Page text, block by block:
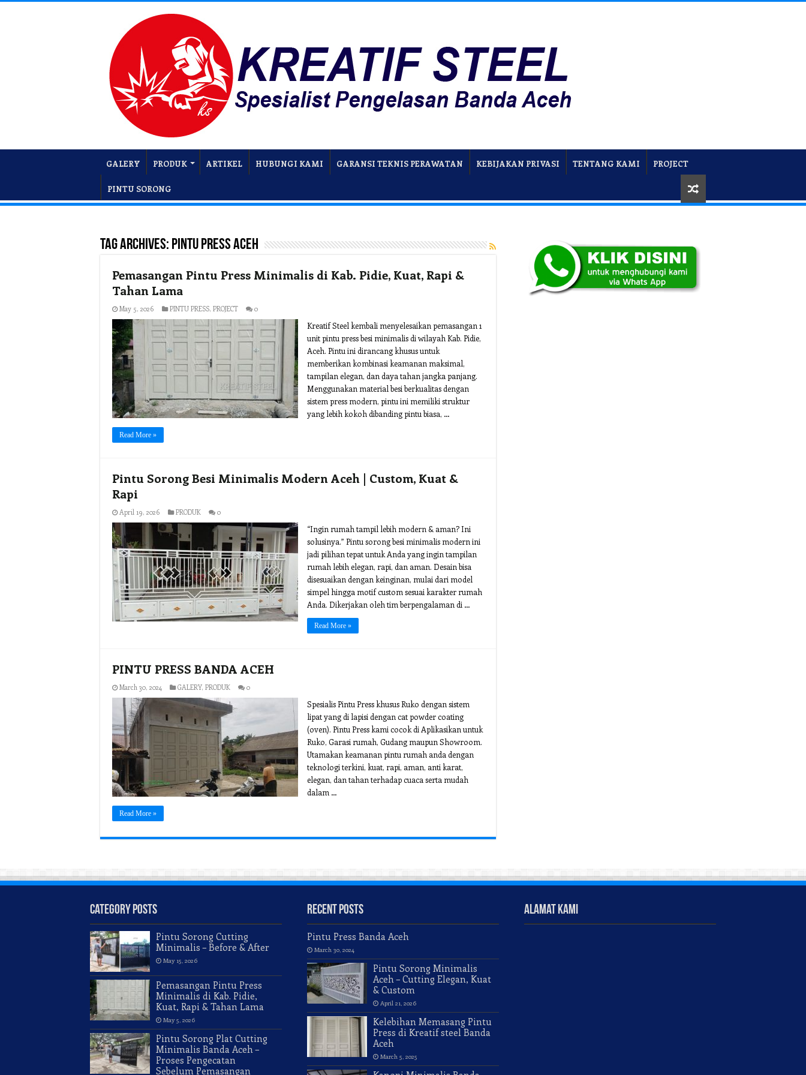
GALERY PRODUK ARTIKEL HUBUNGI KAMI GARANSI TEKNIS PERAWATAN KEBIJAKAN PRIVASI TENTANG KAMI PROJECT
PINTU SORONG
Tag Archives: Pintu Press Aceh
Pemasangan Pintu Press Minimalis di Kab. Pidie, Kuat, Rapi &
Tahan Lama
May 5, 2026 PINTU PRESS, PROJECT 0
Kreatif Steel kembali menyelesaikan pemasangan 1
unit pintu press besi minimalis di wilayah Kab. Pidie,
Aceh. Pintu ini dirancang khusus untuk
memberikan kombinasi keamanan maksimal,
tampilan elegan, dan daya tahan jangka panjang.
Menggunakan material besi berkualitas dengan
sistem press modern, pintu ini memiliki struktur
yang lebih kokoh dibanding pintu biasa, …
Read More »
Pintu Sorong Besi Minimalis Modern Aceh | Custom, Kuat &
Rapi
April 19, 2026 PRODUK 0
“Ingin rumah tampil lebih modern & aman? Ini
solusinya.” Pintu sorong besi minimalis modern ini
jadi pilihan tepat untuk Anda yang ingin tampilan
rumah lebih elegan, rapi, dan aman. Desain bisa
disesuaikan dengan keinginan, mulai dari model
simpel hingga motif custom sesuai karakter rumah
Anda. Dikerjakan oleh tim berpengalaman di …
Read More »
PINTU PRESS BANDA ACEH
March 30, 2024 GALERY, PRODUK 0
Spesialis Pintu Press khusus Ruko dengan sistem
lipat yang di lapisi dengan cat powder coating
(oven). Pintu Press kami cocok di Aplikasikan untuk
Ruko, Garasi rumah, Gudang maupun Showroom.
Utamakan keamanan pintu rumah anda dengan
teknologi terkini, kuat, rapi, aman, anti karat,
elegan, dan tahan terhadap cuaca serta mudah
dalam …
Read More »
Category Posts
Pintu Sorong Cutting
Minimalis – Before & After
May 15, 2026
Pemasangan Pintu Press
Minimalis di Kab. Pidie,
Kuat, Rapi & Tahan Lama
May 5, 2026
Pintu Sorong Plat Cutting
Minimalis Banda Aceh –
Proses Pengecatan
Sebelum Pemasangan
Recent Posts
Pintu Press Banda Aceh
March 30, 2024
Pintu Sorong Minimalis
Aceh – Cutting Elegan, Kuat
& Custom
April 21, 2026
Kelebihan Memasang Pintu
Press di Kreatif steel Banda
Aceh
March 5, 2025
Alamat Kami